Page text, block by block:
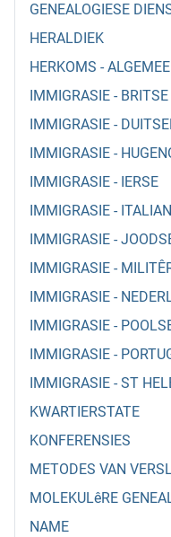
GENEALOGIESE
HERALDIEK
HERKOMS -
IMMIGRASIE -
IMMIGRASIE -
IMMIGRASIE -
IMMIGRASIE - IERSE
IMMIGRASIE -
IMMIGRASIE -
IMMIGRASIE -
IMMIGRASIE -
IMMIGRASIE -
IMMIGRASIE -
IMMIGRASIE - ST
KWARTIERSTATE
KONFERENSIES
METODES VAN
MOLEKULêRE
NAME